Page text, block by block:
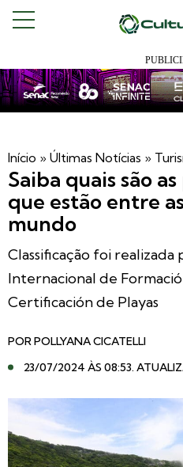
Início » Últimas Notícias »
Saiba quais são
que estão entre
mundo
Classificação foi
Internacional de
Certificación de Playas
PORPOLLYANA CICATELLI
23/07/2024 ÀS 08:53.